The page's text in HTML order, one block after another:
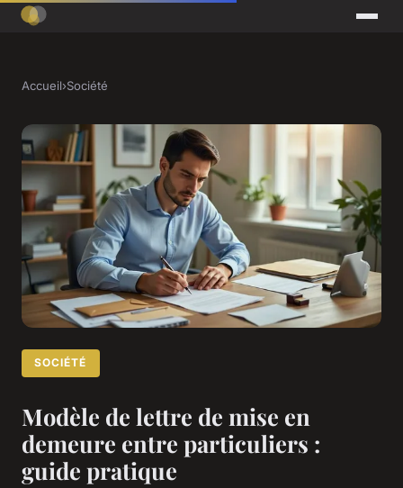
Accueil›Société
SOCIÉTÉ
Modèle de lettre de mise en
demeure entre particuliers :
guide pratique